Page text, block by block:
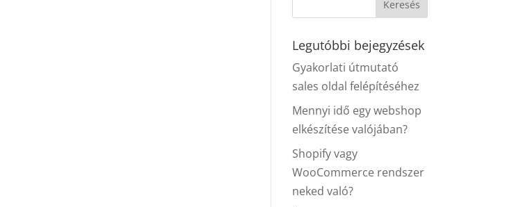
Legutóbbi bejegyzések
Gyakorlati útmutató
sales oldal felépítéséhez
Mennyi idő egy webshop
elkészítése valójában?
Shopify vagy
WooCommerce rendszer
neked való?